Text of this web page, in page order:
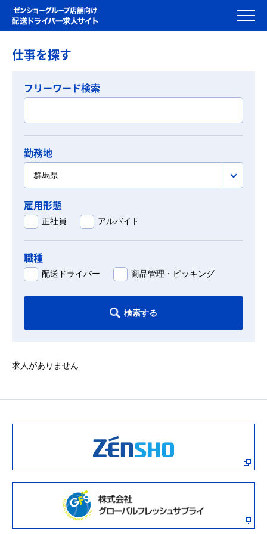
仕事を探す
フリーワード検索
勤務地
群馬県
雇用形態
正社員 アルバイト
職種
配送ドライバー 商品管理・ピッキング
検索する
求人がありません